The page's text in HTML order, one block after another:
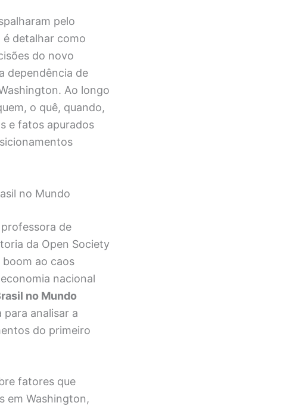
pelo
é detalhar como
do novo
dependência de
Ao longo
o quê, quando,
e fatos apurados
no Mundo
de
da Open Society
boom ao caos
nacional
no Mundo
analisar a
do primeiro
fatores que
em Washington,